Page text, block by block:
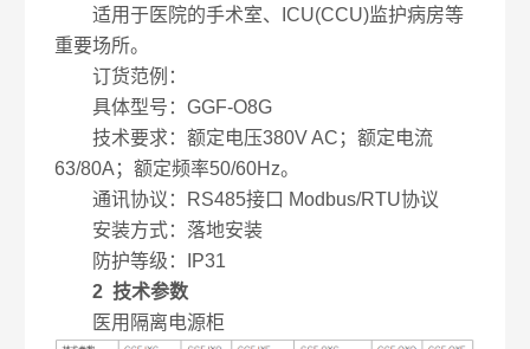
适用于医院的手术室、ICU(CCU)监护病房等
重要场所。
订货范例：
具体型号：GGF-O8G
技术要求：额定电压380V AC；额定电流
63/80A；额定频率50/60Hz。
通讯协议：RS485接口 Modbus/RTU协议
安装方式：落地安装
防护等级：IP31
2 技术参数
医用隔离电源柜